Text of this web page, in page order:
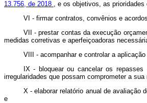
13.756, de 2018 , e os objetivos, as
VI - firmar contratos, convênios e
VII - prestar contas da execução
medidas corretivas e aperfeiçoadoras
VIII - acompanhar e controlar a
IX - bloquear ou cancelar os
irregularidades que possam comprometer a
X - elaborar relatório anual de avaliação
e